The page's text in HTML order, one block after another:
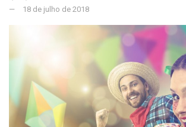
18 de julho de 2018